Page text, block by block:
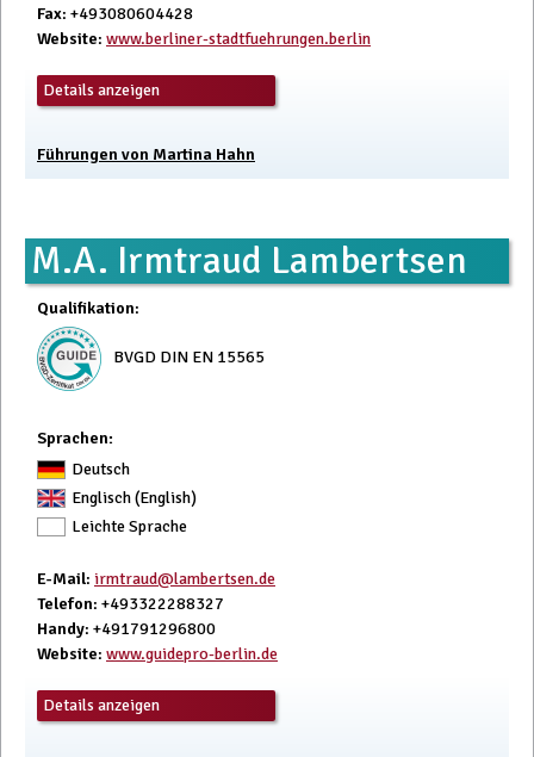
Fax: +493080604428
Website: www.berliner-stadtfuehrungen.berlin
Details anzeigen
Führungen von Martina Hahn
M.A. Irmtraud Lambertsen
Qualifikation:
BVGD DIN EN 15565
Sprachen:
Deutsch
Englisch (English)
Leichte Sprache
E-Mail: irmtraud@lambertsen.de
Telefon: +493322288327
Handy: +491791296800
Website: www.guidepro-berlin.de
Details anzeigen